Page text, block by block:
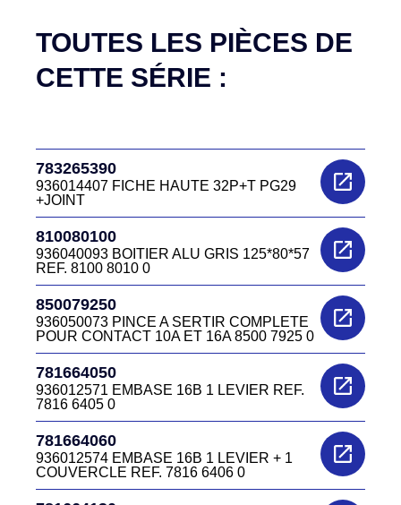
TOUTES LES PIÈCES DE
CETTE SÉRIE :
783265390
936014407 FICHE HAUTE 32P+T PG29
+JOINT
810080100
936040093 BOITIER ALU GRIS 125*80*57
REF. 8100 8010 0
850079250
936050073 PINCE A SERTIR COMPLETE
POUR CONTACT 10A ET 16A 8500 7925 0
781664050
936012571 EMBASE 16B 1 LEVIER REF.
7816 6405 0
781664060
936012574 EMBASE 16B 1 LEVIER + 1
COUVERCLE REF. 7816 6406 0